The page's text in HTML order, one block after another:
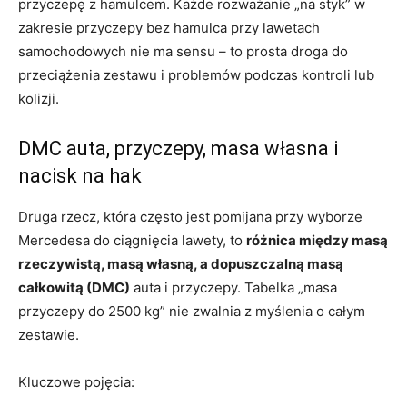
przyczepę z hamulcem. Każde rozważanie „na styk” w
zakresie przyczepy bez hamulca przy lawetach
samochodowych nie ma sensu – to prosta droga do
przeciążenia zestawu i problemów podczas kontroli lub
kolizji.
DMC auta, przyczepy, masa własna i
nacisk na hak
Druga rzecz, która często jest pomijana przy wyborze
Mercedesa do ciągnięcia lawety, to różnica między masą
rzeczywistą, masą własną, a dopuszczalną masą
całkowitą (DMC) auta i przyczepy. Tabelka „masa
przyczepy do 2500 kg” nie zwalnia z myślenia o całym
zestawie.
Kluczowe pojęcia: